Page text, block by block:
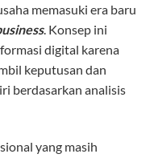
memasuki era baru
. Konsep ini
digital karena
keputusan dan
berdasarkan analisis
yang masih